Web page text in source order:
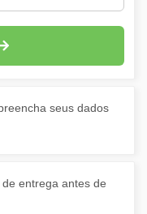
seus dados
entrega antes de